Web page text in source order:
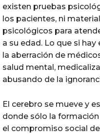
existen pruebas
los pacientes, ni
psicológicos para
a su edad. Lo que si hay
la aberración de
salud mental,
abusando de la
El cerebro se mueve y
donde sólo la formación
el compromiso social